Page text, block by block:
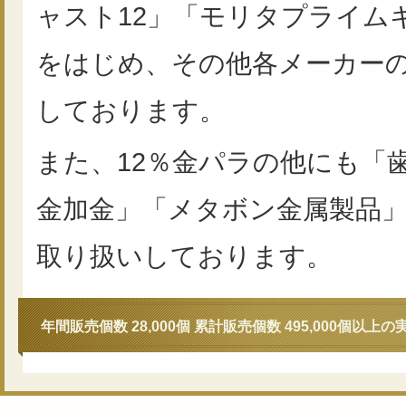
ャスト12」「モリタプライム
をはじめ、その他各メーカー
しております。
また、12％金パラの他にも「
金加金」「メタボン金属製品
取り扱いしております。
年間販売個数 28,000個 累計販売個数 495,000個以上の